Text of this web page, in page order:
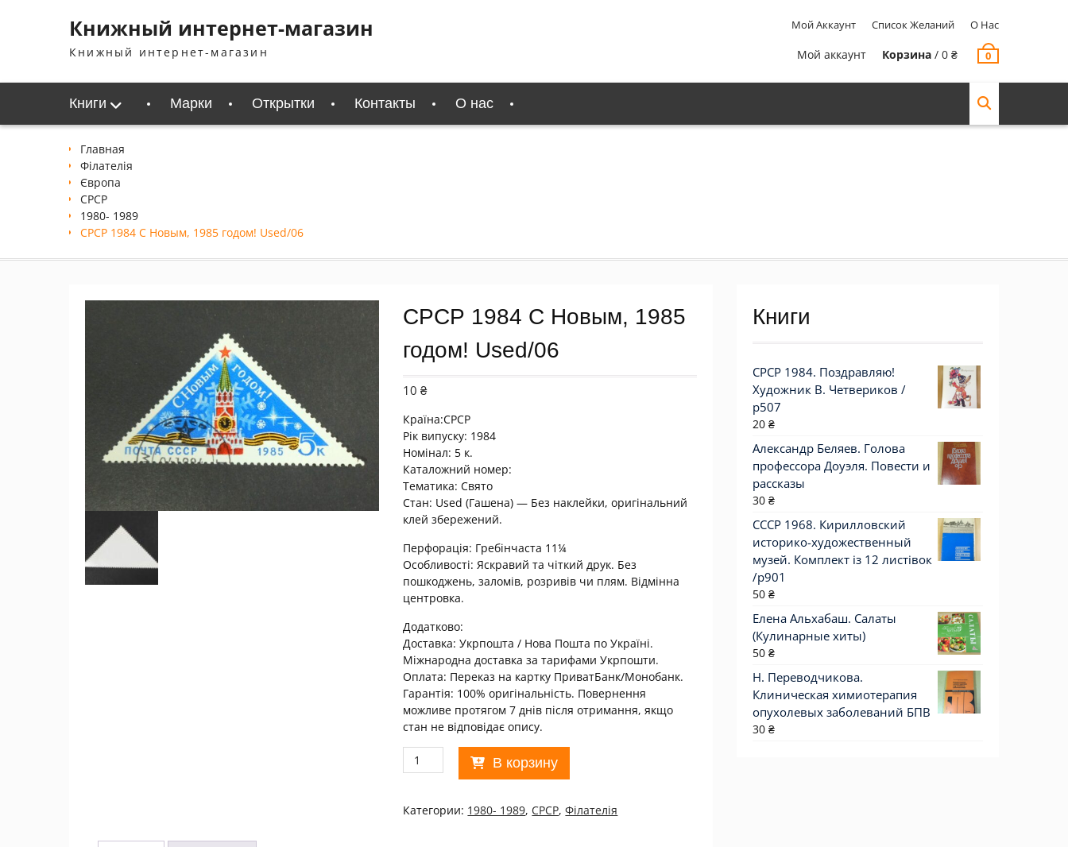
содержимомуКнижный интернет-магазин
Книжный интернет-магазин
Мой Аккаунт Список Желаний О Нас
Мой аккаунт Корзина / 0 ₴ 0
Книги Марки Открытки Контакты О нас
Главная
Філателія
Європа
СРСР
1980- 1989
СРСР 1984 С Новым, 1985 годом! Used/06
СРСР 1984 С Новым, 1985
годом! Used/06
10₴
Країна:СРСР
Рік випуску: 1984
Номінал: 5 к.
Каталожний номер:
Тематика:Свято
Стан: Used (Гашена) — Без наклейки, оригінальний
клей збережений.
Перфорація: Гребінчаста 11¼
Особливості: Яскравий та чіткий друк. Без
пошкоджень, заломів, розривів чи плям. Відмінна
центровка.
Додатково:
Доставка: Укрпошта / Нова Пошта по Україні.
Міжнародна доставка за тарифами Укрпошти.
Оплата: Переказ на картку ПриватБанк/Монобанк.
Гарантія: 100% оригінальність. Повернення
можливе протягом 7 днів після отримання, якщо
стан не відповідає опису.
Количество
товара
1984
В корзину
Категории: 1980- 1989, СРСР,Філателія
Книги
СРСР 1984. Поздравляю!
Художник В. Четвериков /
р507
20 ₴
Александр Беляев. Голова
профессора Доуэля. Повести и
рассказы
30 ₴
СССР 1968. Кирилловский
историко-художественный
музей. Комплект із 12 листівок
/р901
50 ₴
Елена Альхабаш. Салаты
(Кулинарные хиты)
50 ₴
Н. Переводчикова.
Клиническая химиотерапия
опухолевых заболеваний БПВ
30 ₴